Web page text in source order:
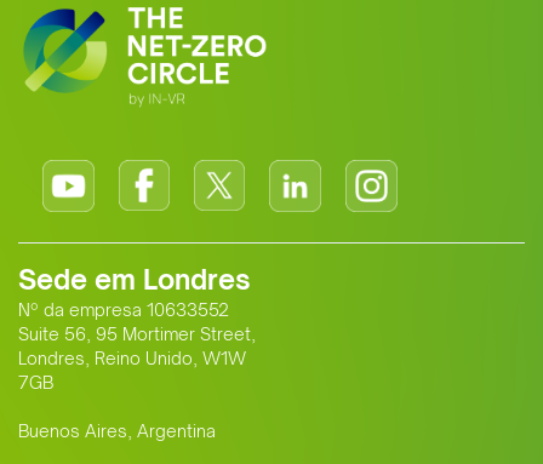
Sede em Londres
Nº da empresa 10633552
Suite 56, 95 Mortimer Street,
Londres, Reino Unido, W1W
7GB
Buenos Aires, Argentina